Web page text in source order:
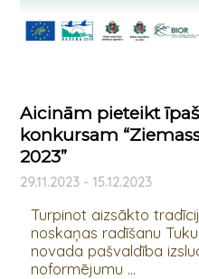
Aicinām pieteikt
konkursam
2023”
29.11.2023 - 15.12.2023
Turpinot aizsākto
noskaņas radīšanu
novada pašvaldība
noformējumu ...